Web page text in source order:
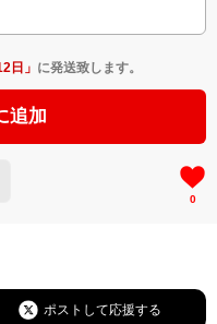
日 」 に発送致します。
追加
0
ポストして応援する